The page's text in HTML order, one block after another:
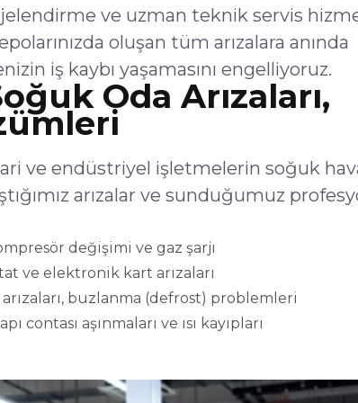
ve uzman teknik servis
oluşan tüm arızalara anında
iş kaybı yaşamasını engelliyoruz.
Oda Arızaları,
ve endüstriyel işletmelerin soğuk
arızalar ve sunduğumuz
değişimi ve gaz şarjı
ve elektronik kart arızaları
buzlanma (defrost) problemleri
contası aşınmaları ve ısı kayıpları